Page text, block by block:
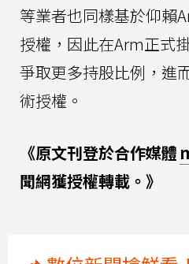
等業者也同樣基於仰賴
授權，因此在Arm正式
爭取更多持股比例，進
術授權。
《原文刊登於合作媒體
聞網獲授權轉載。》